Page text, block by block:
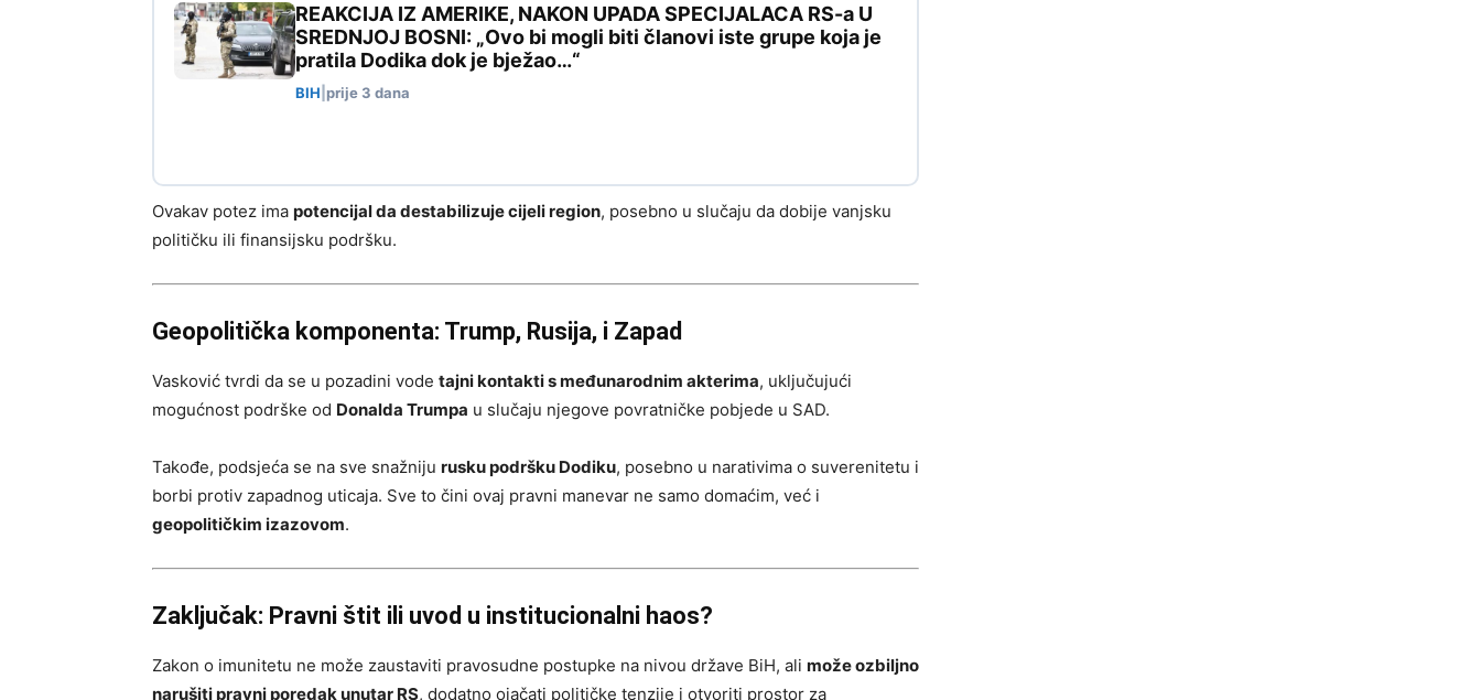
REAKCIJA IZ AMERIKE, NAKON UPADA SPECIJALACA RS-a U
SREDNJOJ BOSNI: „Ovo bi mogli biti članovi iste grupe koja je
pratila Dodika dok je bježao…“
BIH prije 3 dana
Ovakav potez ima potencijal da destabilizuje cijeli region, posebno u slučaju da dobije vanjsku
političku ili finansijsku podršku.
Geopolitička komponenta: Trump, Rusija, i Zapad
Vasković tvrdi da se u pozadini vode tajni kontakti s međunarodnim akterima, uključujući
mogućnost podrške od Donalda Trumpa u slučaju njegove povratničke pobjede u SAD.
Takođe, podsjeća se na sve snažniju rusku podršku Dodiku, posebno u narativima o suverenitetu i
borbi protiv zapadnog uticaja. Sve to čini ovaj pravni manevar ne samo domaćim, već i
geopolitičkim izazovom.
Zaključak: Pravni štit ili uvod u institucionalni haos?
Zakon o imunitetu ne može zaustaviti pravosudne postupke na nivou države BiH, ali može ozbiljno
narušiti pravni poredak unutar RS, dodatno ojačati političke tenzije i otvoriti prostor za